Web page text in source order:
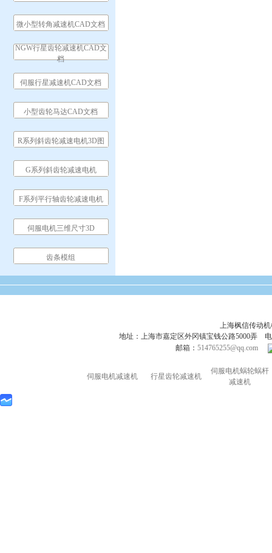
微小型转角减速机CAD文档
NGW行星齿轮减速机CAD文
档
伺服行星减速机CAD文档
小型齿轮马达CAD文档
R系列斜齿轮减速电机3D图
G系列斜齿轮减速电机
F系列平行轴齿轮减速电机
伺服电机三维尺寸3D
齿条模组
上海枫信传动
地址：上海市嘉定区外冈镇宝钱公路5000弄 电
邮箱：514765255@qq.com
伺服电机减速机 行星齿轮减速机
伺服电机蜗轮蜗杆
减速机